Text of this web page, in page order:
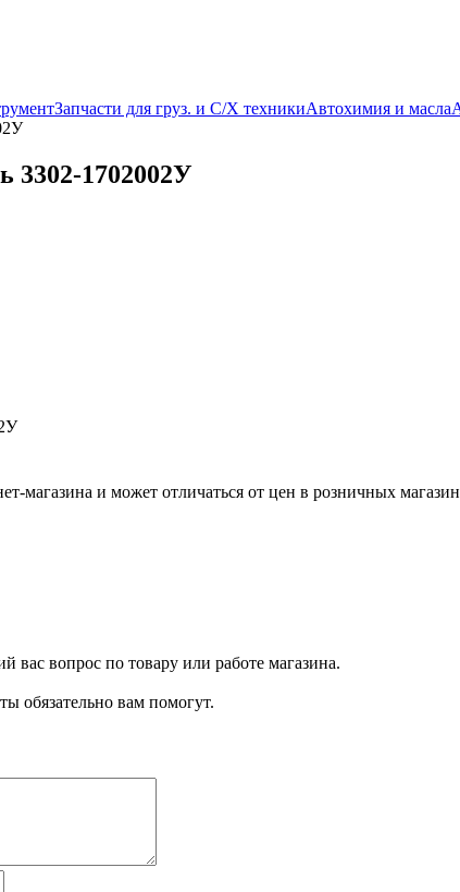
Запчасти для груз. и С/Х техникиАвтохимия и масла
3302-1702002У
магазина и может отличаться от цен в розничных
вопрос по товару или работе магазина.
обязательно вам помогут.